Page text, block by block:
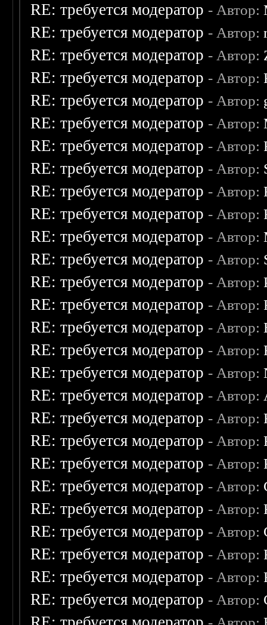
RE: требуется модератор - Автор:
RE: требуется модератор - Автор:
RE: требуется модератор - Автор:
RE: требуется модератор - Автор:
RE: требуется модератор - Автор:
RE: требуется модератор - Автор:
RE: требуется модератор - Автор:
RE: требуется модератор - Автор:
RE: требуется модератор - Автор:
RE: требуется модератор - Автор:
RE: требуется модератор - Автор:
RE: требуется модератор - Автор:
RE: требуется модератор - Автор:
RE: требуется модератор - Автор:
RE: требуется модератор - Автор:
RE: требуется модератор - Автор:
RE: требуется модератор - Автор:
RE: требуется модератор - Автор:
RE: требуется модератор - Автор:
RE: требуется модератор - Автор:
RE: требуется модератор - Автор:
RE: требуется модератор - Автор:
RE: требуется модератор - Автор:
RE: требуется модератор - Автор:
RE: требуется модератор - Автор:
RE: требуется модератор - Автор:
RE: требуется модератор - Автор: